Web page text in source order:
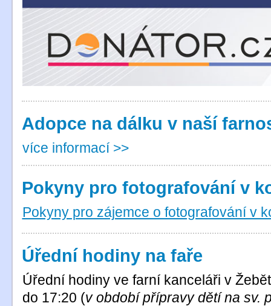
Adopce na dálku v naší
více informací >>
Pokyny pro fotografování v
Pokyny pro zájemce o fotografování v
Úřední hodiny na faře
Úřední hodiny ve farní kanceláři v
do 17:20 (v období přípravy dětí na sv.